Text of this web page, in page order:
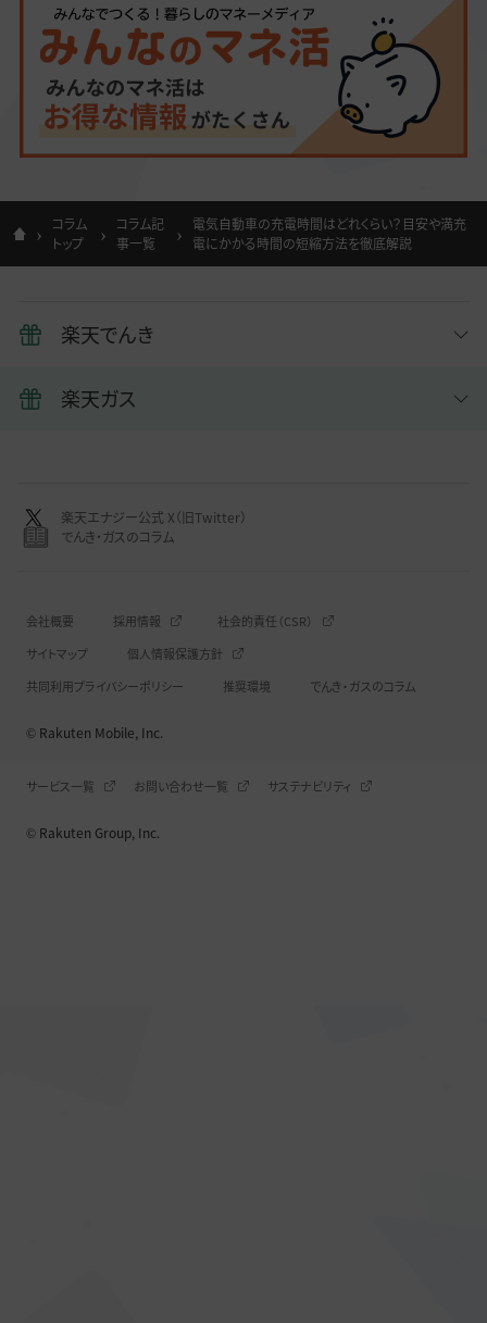
コラム
トップ
コラム記
事一覧
電気自動車の充電時間はどれくらい？目安や満充
電にかかる時間の短縮方法を徹底解説
楽天でんき
楽天ガス
楽天エナジー公式 X（旧Twitter）
でんき・ガスのコラム
会社概要 採用情報
社会的責任（CSR）
サイトマップ
個人情報保護方針
共同利用プライバシーポリシー
推奨環境 でんき・ガスのコラム
© Rakuten Mobile, Inc.
サービス一覧 お問い合わせ一覧 サステナビリティ
© Rakuten Group, Inc.